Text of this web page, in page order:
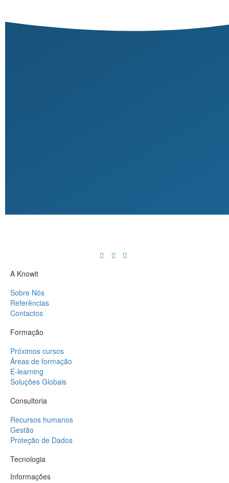
A Knowit
Sobre Nós
Referências
Contactos
Formação
Próximos cursos
Áreas de formação
E-learning
Soluções Globais
Consultoria
Recursos humanos
Gestão
Proteção de Dados
Tecnologia
Informações